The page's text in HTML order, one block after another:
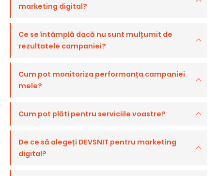
marketing digital?
Ce se întâmplă dacă nu sunt mulțumit de
rezultatele campaniei?
Cum pot monitoriza performanța campaniei
mele?
Cum pot plăti pentru serviciile voastre?
De ce să alegeți DEVSNIT pentru marketing
digital?